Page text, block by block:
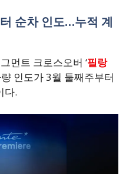
순차 인도…누적 계
먼트 크로스오버 ‘필랑
인도가 3월 둘째주부터
다.